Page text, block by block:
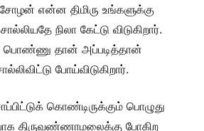
என்ன திமிரு உங்களுக்கு
நிலா கேட்டு விடுகிறார்.
பொண்ணு தான் அப்படித்தான்
போய்விடுகிறார்.
கொண்டிருக்கும் பொழுது
திருவண்ணாமலைக்கு போகிற